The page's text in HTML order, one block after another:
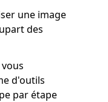
une image
des
d'outils
par étape